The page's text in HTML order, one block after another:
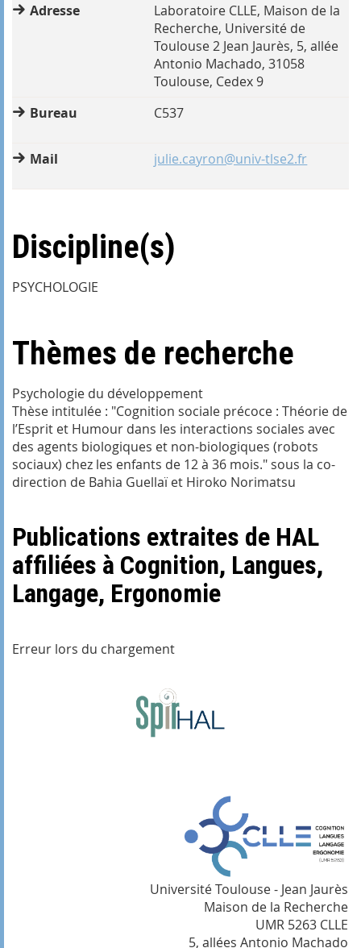
Adresse
Laboratoire CLLE, Maison de la
Recherche, Université de
Toulouse 2 Jean Jaurès, 5, allée
Antonio Machado, 31058
Toulouse, Cedex 9
Bureau
C537
Mail julie.cayron@univ-tlse2.fr
Discipline(s)
PSYCHOLOGIE
Thèmes de recherche
Psychologie du développement
Thèse intitulée : "Cognition sociale précoce : Théorie de
l’Esprit et Humour dans les interactions sociales avec
des agents biologiques et non-biologiques (robots
sociaux) chez les enfants de 12 à 36 mois." sous la co-
direction de Bahia Guellaï et Hiroko Norimatsu
Publications extraites de HAL
affiliées à Cognition, Langues,
Langage, Ergonomie
Erreur lors du chargement
Université Toulouse - Jean Jaurès
Maison de la Recherche
UMR 5263 CLLE
5, allées Antonio Machado